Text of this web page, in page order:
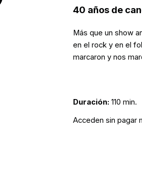
40 años de
Más que un show
en el rock y en el
marcaron y nos
Duración: 110 min.
Acceden sin pagar